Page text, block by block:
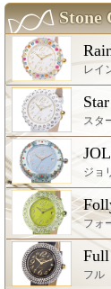
Stone
レイ
Star
スタ
ジョ
フォ
Full
フル